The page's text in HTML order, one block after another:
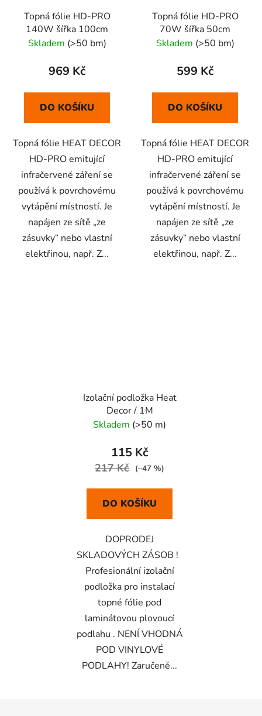
Topná fólie HD-PRO
140W šířka 100cm
Skladem (>50 bm)
969 Kč
DO KOŠÍKU
Topná fólie HEAT DECOR
HD-PRO emitující
infračervené záření se
používá k povrchovému
vytápění místností. Je
napájen ze sítě „ze
zásuvky“ nebo vlastní
elektřinou, např. Z...
Topná fólie HD-PRO
70W šířka 50cm
Skladem (>50 bm)
599 Kč
DO KOŠÍKU
Topná fólie HEAT DECOR
HD-PRO emitující
infračervené záření se
používá k povrchovému
vytápění místností. Je
napájen ze sítě „ze
zásuvky“ nebo vlastní
elektřinou, např. Z...
Izolační podložka Heat
Decor / 1M
Skladem (>50 m)
115 Kč
217 Kč (–47 %)
DO KOŠÍKU
DOPRODEJ
SKLADOVÝCH ZÁSOB !
Profesionální izolační
podložka pro instalací
topné fólie pod
laminátovou plovoucí
podlahu . NENÍ VHODNÁ
POD VINYLOVÉ
PODLAHY! Zaručeně...